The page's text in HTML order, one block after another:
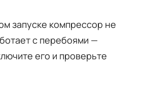
запуске компрессор не
с перебоями —
его и проверьте